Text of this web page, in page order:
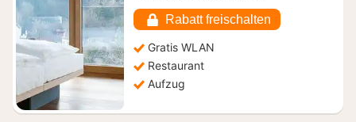
€
Rabatt freischalten
Gratis WLAN
Restaurant
Aufzug